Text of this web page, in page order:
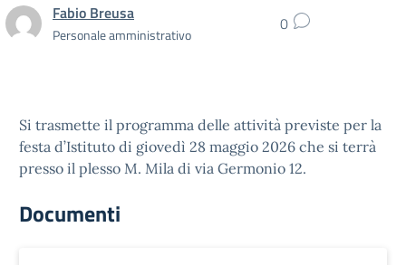
Fabio Breusa
Personale amministrativo 0
Si trasmette il programma delle attività previste per la
festa d’Istituto di giovedì 28 maggio 2026 che si terrà
presso il plesso M. Mila di via Germonio 12.
Documenti